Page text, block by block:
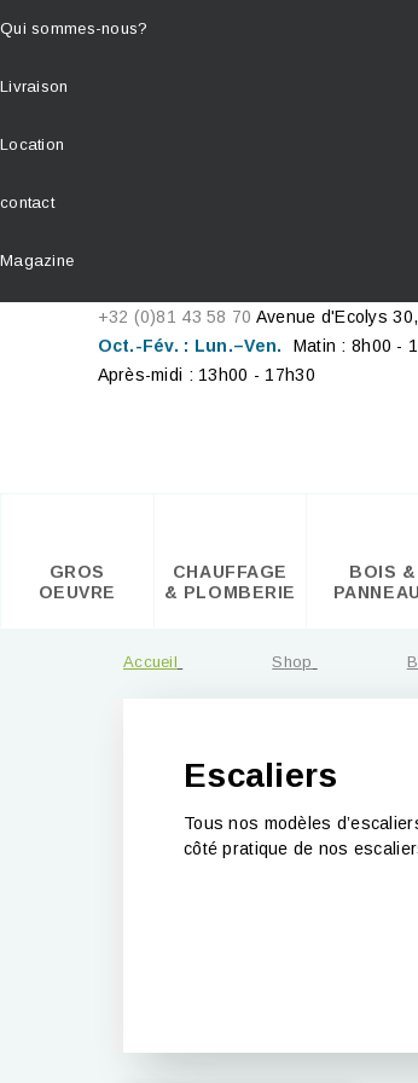
Qui sommes-nous?
Livraison
Location
contact
Magazine
+32 (0)81 43 58 70 Avenue d'Ecolys
Oct.-Fév. : Lun.–Ven.
Matin : 8h00 -
Après-midi : 13h00 - 17h30
GROS
OEUVRE
CHAUFFAGE
& PLOMBERIE
BOIS &
Accueil Shop
Escaliers
Tous nos modèles
côté pratique de nos